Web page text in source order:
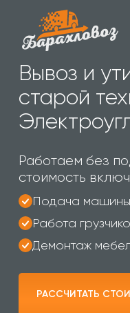
Вывоз и
старой
Работаем без
стоимость
Подача машины
Работа
Демонтаж
РАССЧИТАТЬ